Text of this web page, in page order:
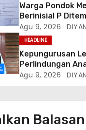
Warga Pondok
Berinisial P
Meninggal
Tekanan Hutang
Agu 9, 2026
HEADLINE
Kepungurusan
Perlindungan
(LPAI) Periode
(Wakornas
Gufron
Agu 9, 2026
Balasan